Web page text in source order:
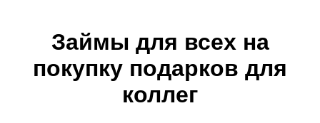
Займы для всех на
покупку подарков для
коллег